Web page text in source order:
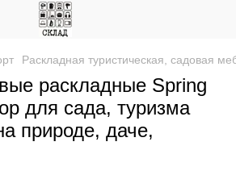
Раскладная туристическая, садовая
раскладные Spring
для сада, туризма
природе, даче,